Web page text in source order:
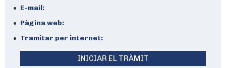
E-mail:
Pàgina web:
Tramitar per internet:
INICIAR EL TRÀMIT